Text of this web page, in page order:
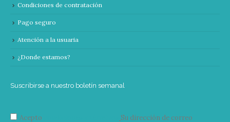
Condiciones de contratación
Pago seguro
Atención a la usuaria
¿Donde estamos?
Suscribirse a nuestro boletín semanal
Acepto
Su dirección de correo